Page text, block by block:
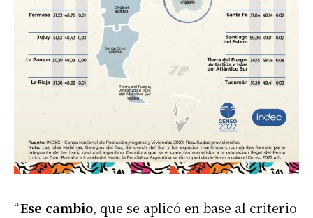
“Ese cambio, que se aplicó en base al criterio